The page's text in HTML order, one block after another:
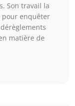
Son travail la
enquêter
matière de